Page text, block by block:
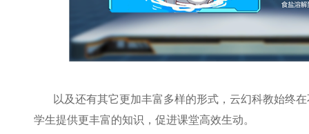
以及还有其它更加丰富多样的形式，云幻科教始终
学生提供更丰富的知识，促进课堂高效生动。